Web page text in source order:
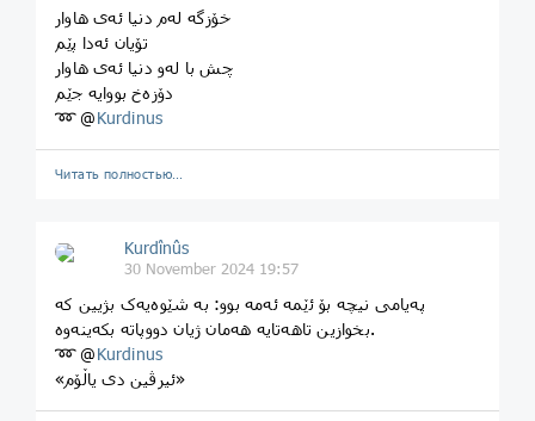
خۆزگە لەم دنیا ئەی هاوار
تۆیان ئەدا پێم
چش با لەو دنیا ئەی هاوار
دۆزەخ بووایە جێم
➿ @Kurdinus
Читать полностью…
Kurdînûs
30 November 2024 19:57
پەیامی نیچە بۆ ئێمە ئەمە بوو: بە شێوەیەک بژیین کە
بخوازین تاهەتایە هەمان ژیان دووپاتە بکەینەوە.
➿ @Kurdinus
«ئیرڤین دی یاڵۆم»